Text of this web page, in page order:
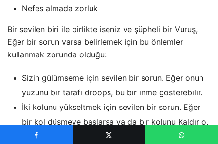
Nefes almada zorluk
Bir sevilen biri ile birlikte iseniz ve şüpheli bir Vuruş,
Eğer bir sorun varsa belirlemek için bu önlemler
kullanmak zorunda olduğu:
Sizin gülümseme için sevilen bir sorun. Eğer onun
yüzünü bir tarafı droops, bu bir inme gösterebilir.
İki kolunu yükseltmek için sevilen bir sorun. Eğer
bir kol düşmeye başlarsa ya da bir kolunu Kaldır o,
bu inme bir işaretidir.